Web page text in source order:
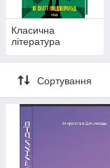
Класична
література
Сортування